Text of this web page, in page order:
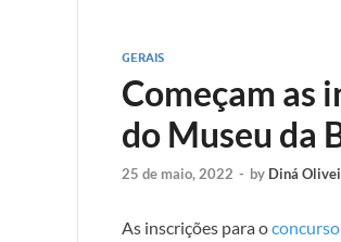
GERAIS
Começam as
do Museu da
25 de maio, 2022 - by Diná
As inscrições para o